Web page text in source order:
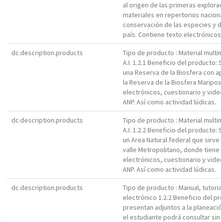
al origen de las primeras
materiales en repertorios
conservación de las especies y
país. Contiene texto
dc.description.products
Tipo de producto : Material
A.I. 1.2.1 Beneficio del
una Reserva de la Biosfera con
la Reserva de la Biosfera
electrónicos, cuestionario y
ANP. Así como actividad lúdicas.
dc.description.products
Tipo de producto : Material
A.I. 1.2.2 Beneficio del
un Area Natural federal que
valle Metropolitano, donde
electrónicos, cuestionario y
ANP. Así como actividad lúdicas.
dc.description.products
Tipo de producto : Manual,
electrónico 1.2.2 Beneficio del
presentan adjuntos a la
el estudiante podrá consultar